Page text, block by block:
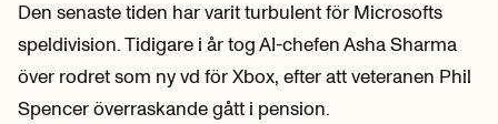
Den senaste tiden har varit turbulent för Microsofts
speldivision. Tidigare i år tog AI-chefen Asha Sharma
över rodret som ny vd för Xbox, efter att veteranen Phil
Spencer överraskande gått i pension.